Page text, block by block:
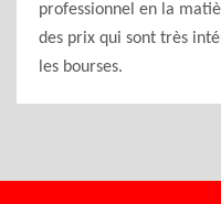
professionnel en la
des prix qui sont très
les bourses.